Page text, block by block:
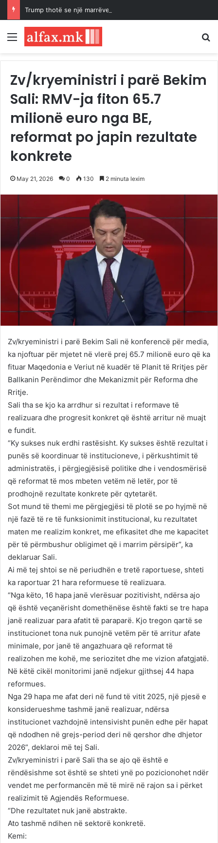
Menu
Zv/kryeministri i parë Bekim
Sali: RMV-ja fiton 65.7
milionë euro nga BE,
reformat po japin rezultate
konkrete
May 21, 2026 0 130 2 minuta lexim
Zv/kryeministri i parë Bekim Sali në konferencë për media,
ka njoftuar për mjetet në vlerë prej 65.7 milionë euro që ka
fituar Maqedonia e Veriut në kuadër të Planit të Rritjes për
Ballkanin Perëndimor dhe Mekanizmit për Reforma dhe
Rritje.
Sali tha se kjo ka arrdhur si rezultat i reformave të
realizuara dhe progresit konkret që është arritur në muajt
e fundit.
“Ky sukses nuk erdhi rastësisht. Ky sukses është rezultat i
punës së koordinuar të institucioneve, i përkushtimit të
administratës, i përgjegjësisë politike dhe i vendosmërisë
që reformat të mos mbeten vetëm në letër, por të
prodhojnë rezultate konkrete për qytetarët.
Sot mund të themi me përgjegjësi të plotë se po hyjmë në
një fazë të re të funksionimit institucional, ku rezultatet
maten me realizim konkret, me efikasitet dhe me kapacitet
për të përmbushur obligimet që i marrim përsipër”, ka
deklaruar Sali.
Ai më tej shtoi se në periudhën e tretë raportuese, shteti
ka raportuar 21 hara reformuese të realizuara.
“Nga këto, 16 hapa janë vlerësuar pozitivisht, ndërsa ajo
që është veçanërisht domethënëse është fakti se tre hapa
janë realizuar para afatit të paraparë. Kjo tregon qartë se
institucionet tona nuk punojnë vetëm për të arritur afate
minimale, por janë të angazhuara që reformat të
realizohen me kohë, me seriozitet dhe me vizion afatgjatë.
Në këtë cikël monitorimi janë ndjekur gjithsej 44 hapa
reformues.
Nga 29 hapa me afat deri në fund të vitit 2025, një pjesë e
konsiderueshme tashmë janë realizuar, ndërsa
institucionet vazhdojnë intensivisht punën edhe për hapat
që ndodhen në grejs-period deri në qershor dhe dhjetor
2026”, deklaroi më tej Sali.
Zv/kryeministri i parë Sali tha se ajo që është e
rëndësishme sot është se shteti ynë po pozicionohet ndër
vendet me performancën më të mirë në rajon sa i përket
realizimit të Agjendës Reformuese.
“Dhe rezultatet nuk janë abstrakte.
Ato tashmë ndihen në sektorë konkretë.
Kemi: